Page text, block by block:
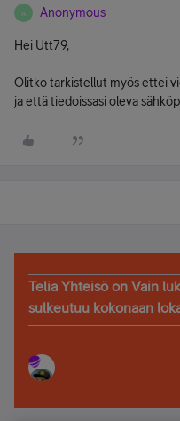
A Anonymous
Hei Utt79,
Olitko tarkistellut myös ettei
ja että tiedoissasi oleva
Telia Yhteisö on Vain
sulkeutuu kokonaan